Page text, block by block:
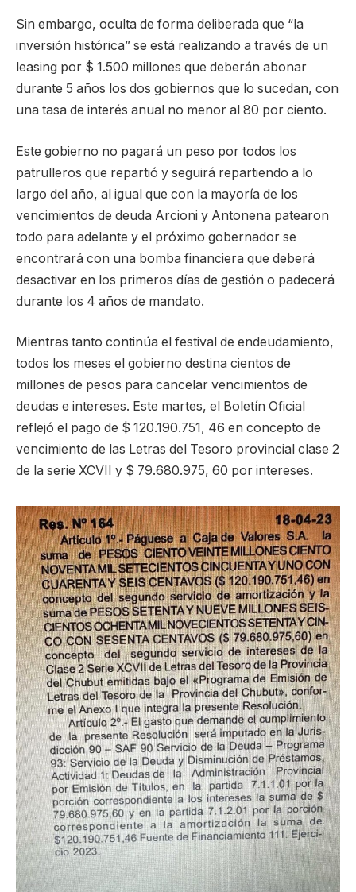
Sin embargo, oculta de forma deliberada que “la
inversión histórica” se está realizando a través de un
leasing por $ 1.500 millones que deberán abonar
durante 5 años los dos gobiernos que lo sucedan, con
una tasa de interés anual no menor al 80 por ciento.
Este gobierno no pagará un peso por todos los
patrulleros que repartió y seguirá repartiendo a lo
largo del año, al igual que con la mayoría de los
vencimientos de deuda Arcioni y Antonena patearon
todo para adelante y el próximo gobernador se
encontrará con una bomba financiera que deberá
desactivar en los primeros días de gestión o padecerá
durante los 4 años de mandato.
Mientras tanto continúa el festival de endeudamiento,
todos los meses el gobierno destina cientos de
millones de pesos para cancelar vencimientos de
deudas e intereses. Este martes, el Boletín Oficial
reflejó el pago de $ 120.190.751, 46 en concepto de
vencimiento de las Letras del Tesoro provincial clase 2
de la serie XCVII y $ 79.680.975, 60 por intereses.